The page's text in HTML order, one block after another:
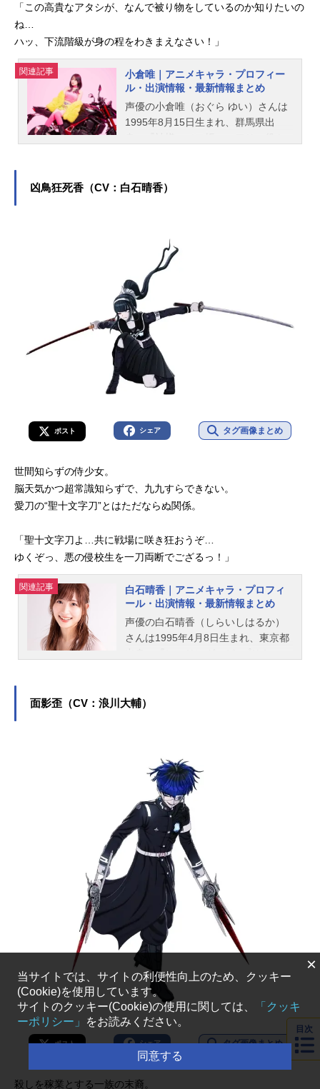
「この高貴なアタシが、なんで被り物をしているのか知りたいの
ね…
ハッ、下流階級が身の程をわきまえなさい！」
関連記事
小倉唯｜アニメキャラ・プロフィー
ル・出演情報・最新情報まとめ
声優の小倉唯（おぐら ゆい）さんは
1995年8月15日生まれ、群馬県出
ターを多く演じています。こちらで
凶鳥狂死香（CV：白石晴香）
ポスト シェア タグ画像まとめ
世間知らずの侍少女。
脳天気かつ超常識知らずで、九九すらできない。
愛刀の“聖十文字刀”とはただならぬ関係。
「聖十文字刀よ…共に戦場に咲き狂おうぞ…
ゆくぞっ、悪の侵校生を一刀両断でござるっ！」
関連記事
白石晴香｜アニメキャラ・プロフィ
ール・出演情報・最新情報まとめ
声優の白石晴香（しらいしはるか）
さんは1995年4月8日生まれ、東京都
作品のキャラクターを多く演じてい
面影歪（CV：浪川大輔）
ポスト シェア タグ画像まとめ
殺しを稼業とする一族の末裔。
目次
×
当サイトでは、サイトの利便性向上のため、クッキー
(Cookie)を使用しています。
サイトのクッキー(Cookie)の使用に関しては、
「クッキ
ーポリシー」
をお読みください。
同意する